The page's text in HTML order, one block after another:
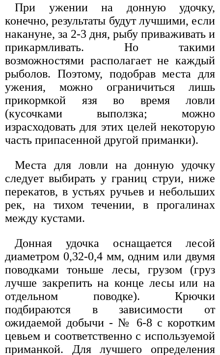
При ужении на донную удочку,
конечно, результаты будут лучшими, если
накануне, за 2-3 дня, рыбу приваживать и
прикармливать. Но такими
возможностями располагает не каждый
рыболов. Поэтому, подобрав места для
ужения, можно ограничиться лишь
прикормкой язя во время ловли
(кусочками выползка; можно
израсходовать для этих целей некоторую
часть припасенной другой приманки).
Места для ловли на донную удочку
следует выбирать у границ струи, ниже
перекатов, в устьях ручьев и небольших
рек, на тихом течении, в прогалинах
между кустами.
Донная удочка оснащается лесой
диаметром 0,32-0,4 мм, одним или двумя
поводками тоньше лесы, грузом (груз
лучше закрепить на конце лесы или на
отдельном поводке). Крючки
подбираются в зависимости от
ожидаемой добычи - № 6-8 с коротким
цевьем и соответственно с используемой
приманкой. Для лучшего определения